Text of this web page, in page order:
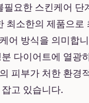
필요한 스킨케어 단
최소한의 제품으로
어 방식을 의미합
다이어트에 열광
피부가 처한 환경
고 있습니다.